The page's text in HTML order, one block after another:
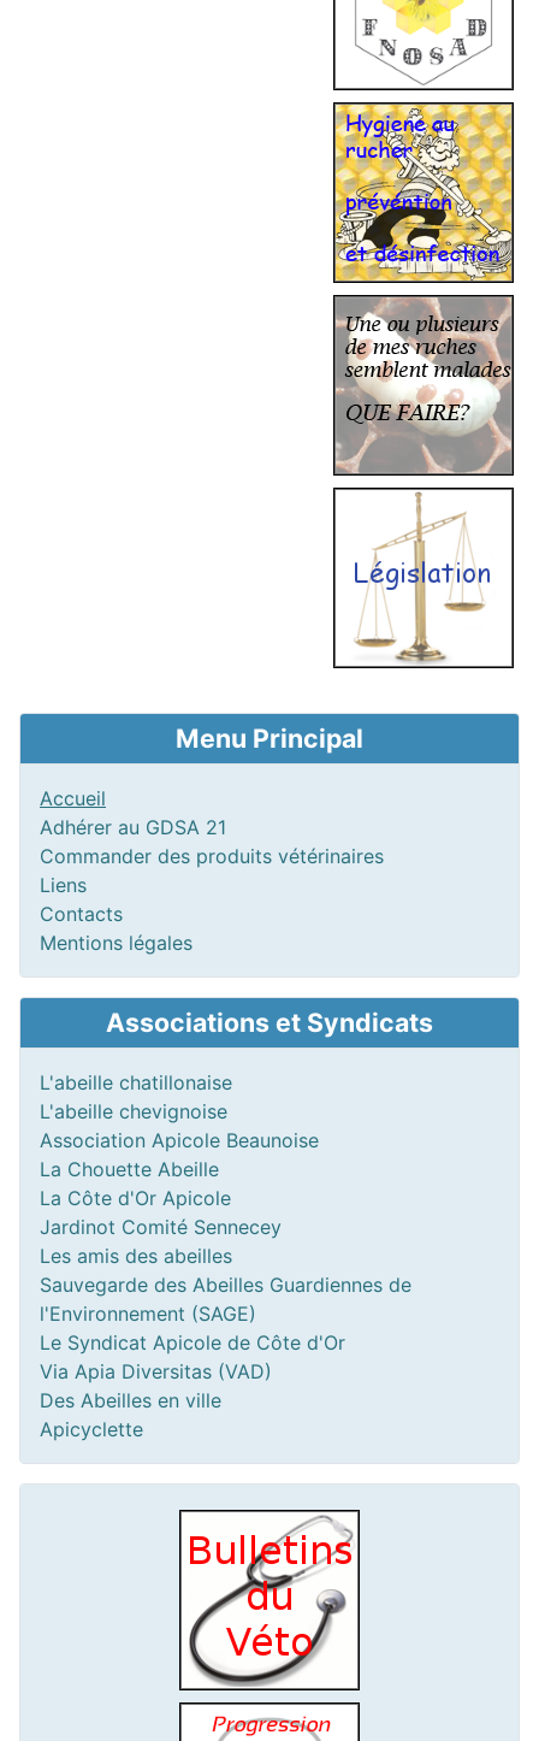
Menu Principal
Accueil
Adhérer au GDSA 21
Commander des produits vétérinaires
Liens
Contacts
Mentions légales
Associations et Syndicats
L'abeille chatillonaise
L'abeille chevignoise
Association Apicole Beaunoise
La Chouette Abeille
La Côte d'Or Apicole
Jardinot Comité Sennecey
Les amis des abeilles
Sauvegarde des Abeilles Guardiennes de
l'Environnement (SAGE)
Le Syndicat Apicole de Côte d'Or
Via Apia Diversitas (VAD)
Des Abeilles en ville
Apicyclette